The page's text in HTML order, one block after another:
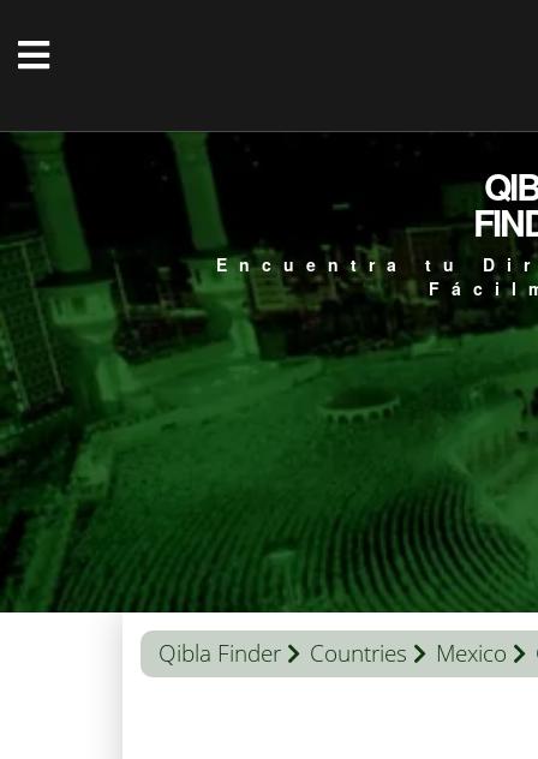
Encuentra tu
Qibla Finder Countries Mexico